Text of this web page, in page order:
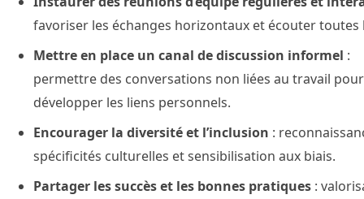
favoriser les échanges horizontaux et écouter toutes
Mettre en place un canal de discussion informel :
permettre des conversations non liées au travail pour
développer les liens personnels.
Encourager la diversité et l’inclusion :
spécificités culturelles et sensibilisation aux biais.
Partager les succès et les bonnes pratiques: